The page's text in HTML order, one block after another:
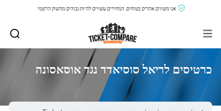
אנו משווים אתרים בטוחים, המחירים עשויים להיות גבוהים מהשוק הרשמי.
כרטיסים לריאל סוסיאדד נגד אוסאסונה